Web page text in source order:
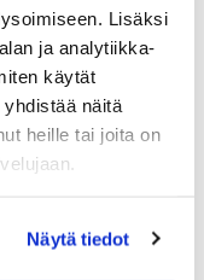
Lisäksi
ja analytiikka-
käytät
näitä
heille tai joita on
Näytä tiedot